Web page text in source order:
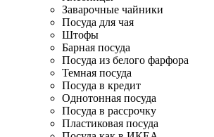
Заварочные чайники
Посуда для чая
Штофы
Барная посуда
Посуда из белого фарфора
Темная посуда
Посуда в кредит
Однотонная посуда
Посуда в рассрочку
Пластиковая посуда